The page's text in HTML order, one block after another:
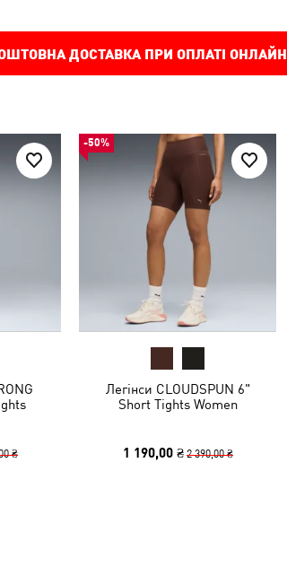
ДОСТАВКА ПРИ ОПЛАТІ ОНЛАЙН
₴
-50%
Легінси CLOUDSPUN 6"
Short Tights Women
1 190,00 ₴ 2 390,00 ₴